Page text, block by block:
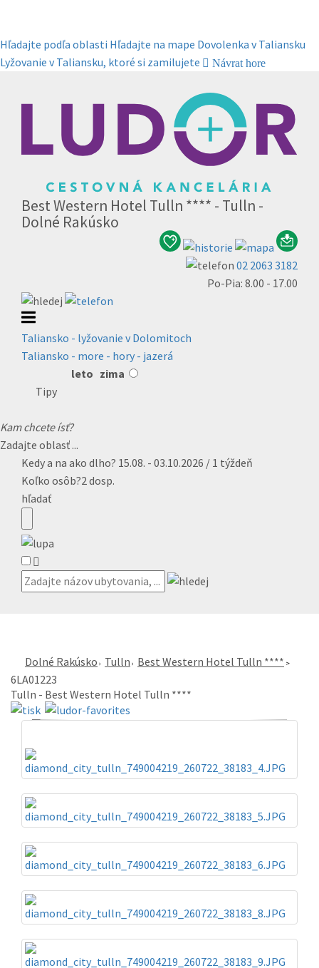
Hľadajte podľa oblasti Hľadajte na mape Dovolenka v Taliansku
Lyžovanie v Taliansku, ktoré si zamilujete
Návrat hore
Best Western Hotel Tulln **** - Tulln -
Dolné Rakúsko
02 2063 3182
Po-Pia: 8.00 - 17.00
Taliansko - lyžovanie v Dolomitoch
Taliansko - more - hory - jazerá
leto zima
Tipy
Kam chcete ísť?
Zadajte oblasť ...
Kedy a na ako dlho? 15.08. - 03.10.2026 / 1 týždeň
Koľko osôb?2 dosp.
hľadať
Dolné Rakúsko Tulln Best Western Hotel Tulln ****
6LA01223
Tulln - Best Western Hotel Tulln ****